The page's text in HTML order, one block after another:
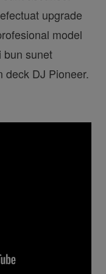
upgrade
model
bun sunet
deck DJ Pioneer.